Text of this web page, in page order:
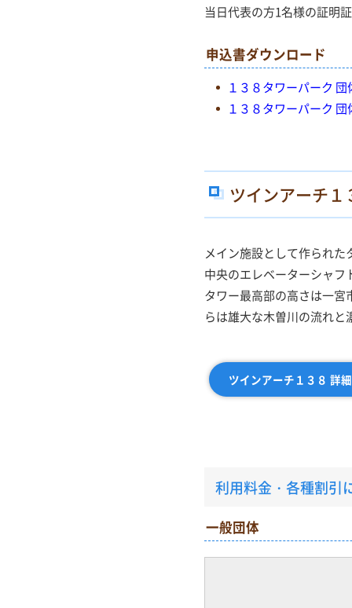
当日代表の方1名様の証明
申込書ダウンロード
１３８タワーパーク
１３８タワーパーク
ツインアーチ
メイン施設として作られ
中央のエレベーターシャ
タワー最高部の高さは一
らは雄大な木曽川の流れ
ツインアーチ１３８ 詳
利用料金・各種割引
一般団体